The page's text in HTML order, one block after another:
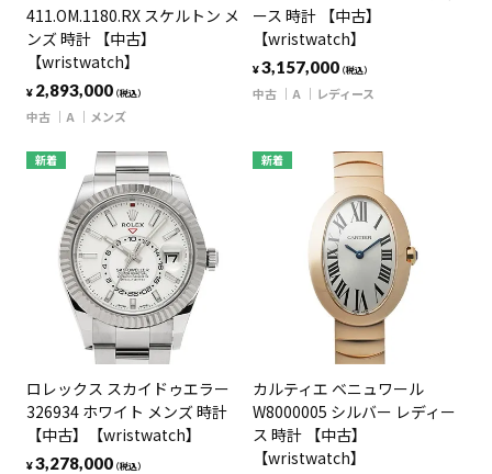
411.OM.1180.RX スケルトン メ
ンズ 時計 【中古】
【wristwatch】
¥ 2,893,000（税込）
中古 A メンズ
ース 時計 【中古】
【wristwatch】
¥3,157,000（税込）
中古 A レディース
新着
ロレックス スカイドゥエラー
326934 ホワイト メンズ 時計
【中古】【wristwatch】
¥3,278,000（税込）
新着
カルティエ ベニュワール
W8000005 シルバー レディー
ス 時計 【中古】
【wristwatch】